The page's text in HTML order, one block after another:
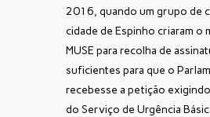
2016, quando um grupo de
cidade de Espinho criaram o
MUSE para recolha de
suficientes para que o
recebesse a petição
do Serviço de Urgência